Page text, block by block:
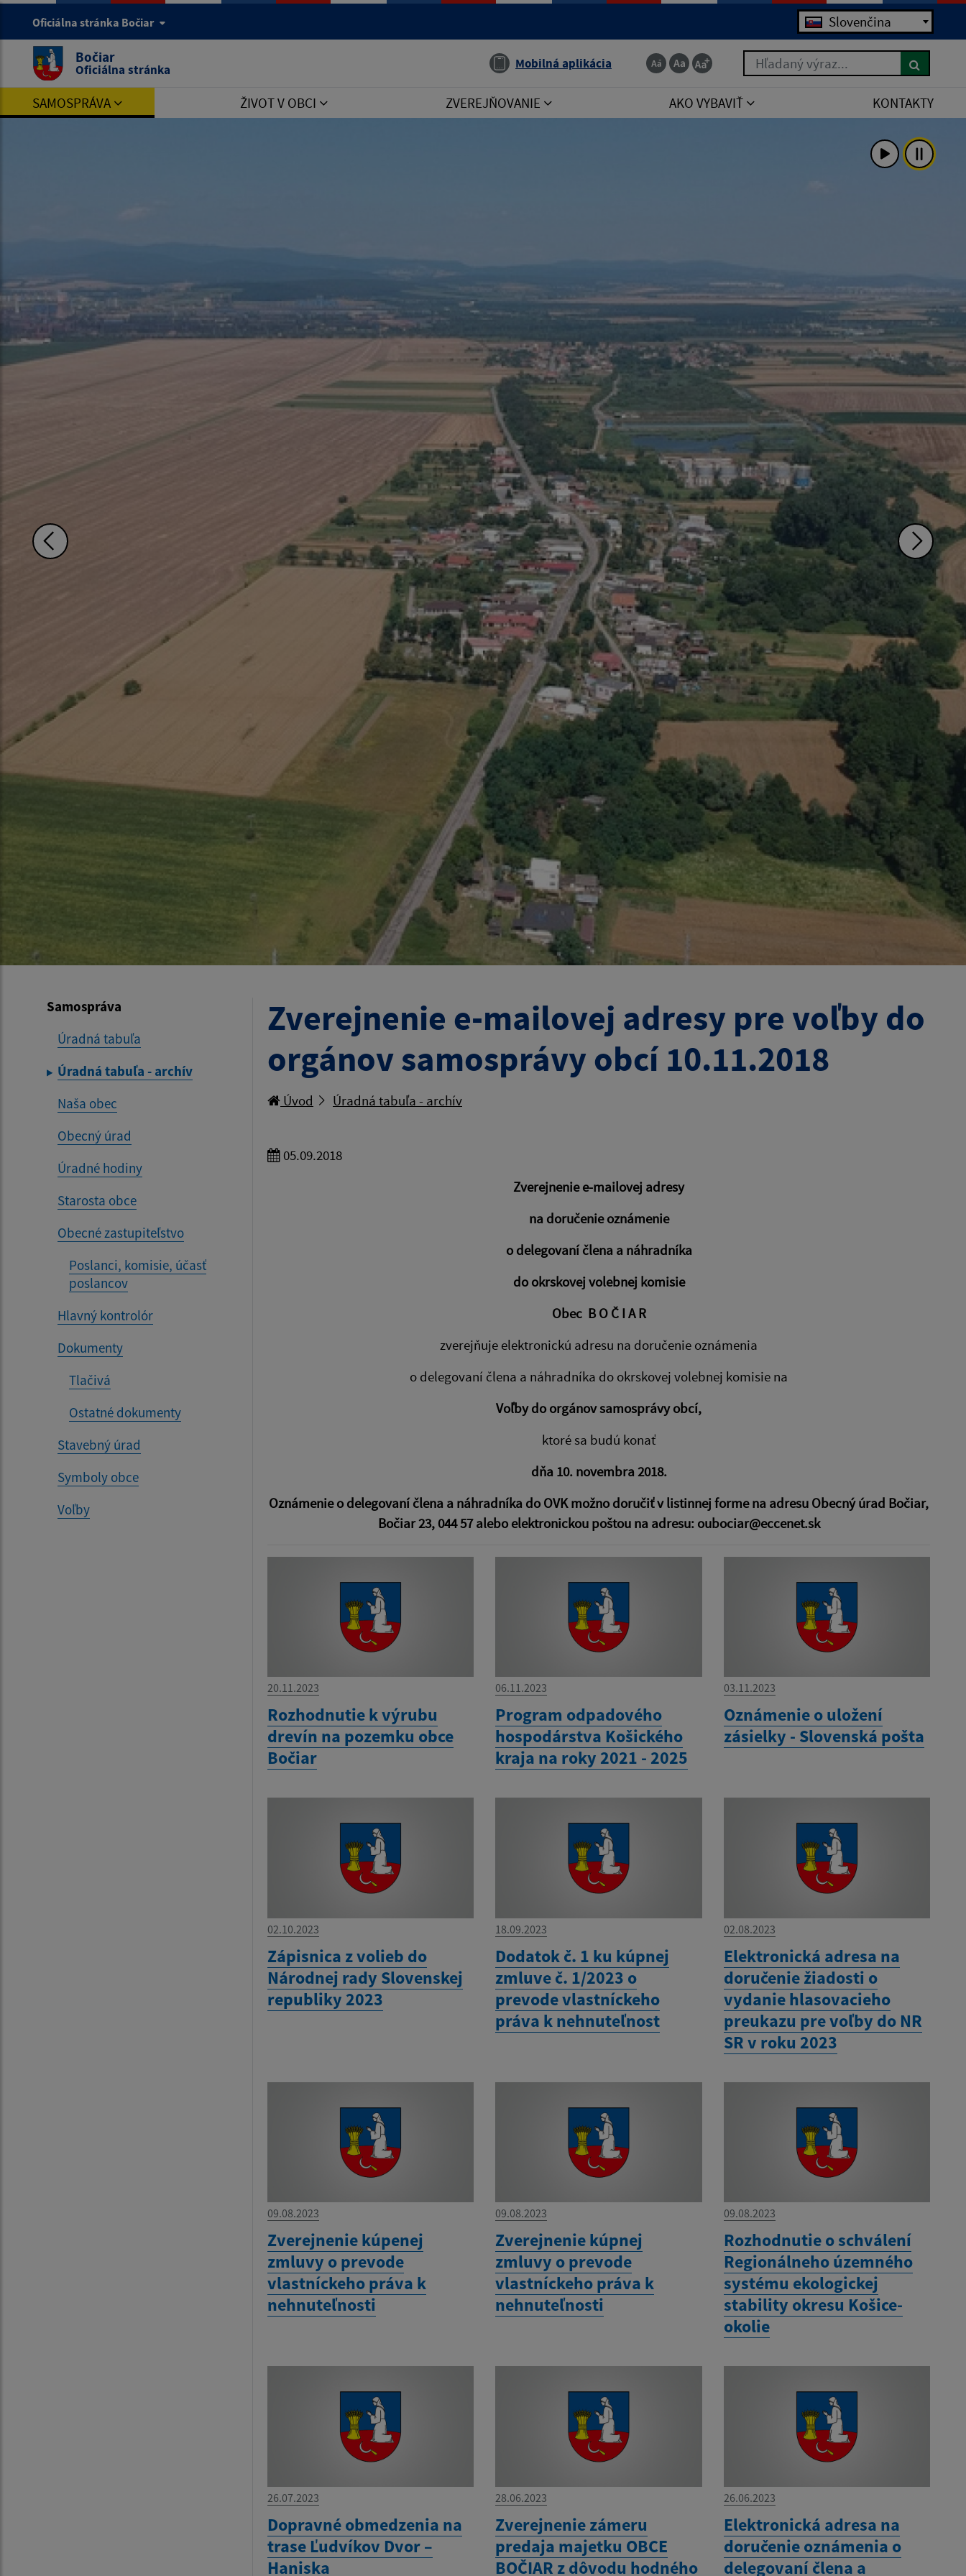
Oficiálna stránka Bočiar Slovenčina
Bočiar
Oficiálna stránka Mobilná aplikácia Hľadaný výraz...
SAMOSPRÁVA ŽIVOT V OBCI ZVEREJŇOVANIE AKO VYBAVIŤ KONTAKTY
Samospráva
Úradná tabuľa
Úradná tabuľa - archív
Naša obec
Obecný úrad
Úradné hodiny
Starosta obce
Obecné zastupiteľstvo
Poslanci, komisie, účasť
poslancov
Hlavný kontrolór
Dokumenty
Tlačivá
Ostatné dokumenty
Stavebný úrad
Symboly obce
Voľby
Zverejnenie e-mailovej adresy pre voľby do
orgánov samosprávy obcí 10.11.2018
Úvod Úradná tabuľa - archív
05.09.2018
Zverejnenie e-mailovej adresy
na doručenie oznámenie
o delegovaní člena a náhradníka
do okrskovej volebnej komisie
Obec B O Č I A R
zverejňuje elektronickú adresu na doručenie oznámenia
o delegovaní člena a náhradníka do okrskovej volebnej komisie na
Voľby do orgánov samosprávy obcí,
ktoré sa budú konať
dňa 10. novembra 2018.
Oznámenie o delegovaní člena a náhradníka do OVK možno doručiť v listinnej forme na adresu Obecný úrad Bočiar,
Bočiar 23, 044 57 alebo elektronickou poštou na adresu: oubociar@eccenet.sk
20.11.2023
Rozhodnutie k výrubu
drevín na pozemku obce
Bočiar
06.11.2023
Program odpadového
hospodárstva Košického
kraja na roky 2021 - 2025
03.11.2023
Oznámenie o uložení
zásielky - Slovenská pošta
02.10.2023
Zápisnica z volieb do
Národnej rady Slovenskej
republiky 2023
18.09.2023
Dodatok č. 1 ku kúpnej
zmluve č. 1/2023 o
prevode vlastníckeho
práva k nehnuteľnost
02.08.2023
Elektronická adresa na
doručenie žiadosti o
vydanie hlasovacieho
preukazu pre voľby do NR
SR v roku 2023
09.08.2023
Zverejnenie kúpenej
zmluvy o prevode
vlastníckeho práva k
nehnuteľnosti
09.08.2023
Zverejnenie kúpnej
zmluvy o prevode
vlastníckeho práva k
nehnuteľnosti
09.08.2023
Rozhodnutie o schválení
Regionálneho územného
systému ekologickej
stability okresu Košice-
okolie
26.07.2023
Dopravné obmedzenia na
trase Ľudvíkov Dvor –
Haniska
28.06.2023
Zverejnenie zámeru
predaja majetku OBCE
BOČIAR z dôvodu hodného
26.06.2023
Elektronická adresa na
doručenie oznámenia o
delegovaní člena a